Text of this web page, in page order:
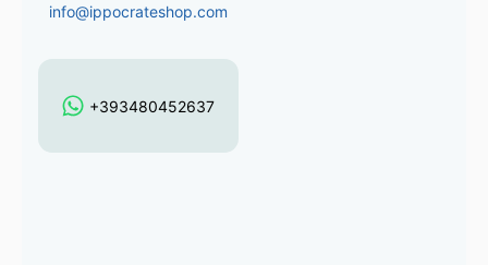
info@ippocrateshop.com
+393480452637